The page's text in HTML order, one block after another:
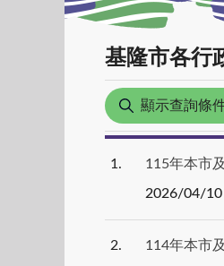
基隆市各行
顯示查詢條
1 115年本市
2026/04/10
2 114年本市